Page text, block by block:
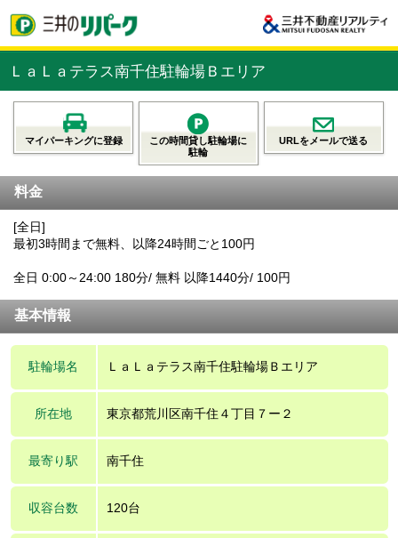
ＬａＬａテラス南千住駐輪場Ｂエリア
マイパーキングに登録
この時間貸し駐輪場に
駐輪
URLをメールで送る
料金
[全日]
最初3時間まで無料、以降24時間ごと100円
全日 0:00～24:00 180分/ 無料 以降1440分/ 100円
基本情報
駐輪場名 ＬａＬａテラス南千住駐輪場Ｂエリア
所在地 東京都荒川区南千住４丁目７ー２
最寄り駅 南千住
収容台数 120台